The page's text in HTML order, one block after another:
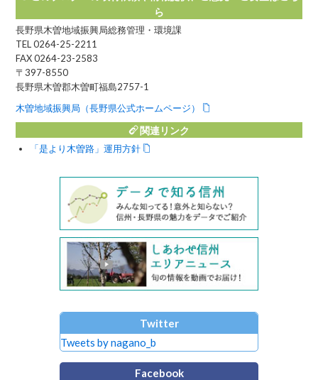
ら
長野県木曽地域振興局総務管理・環境課
TEL 0264-25-2211
FAX 0264-23-2583
〒397-8550
長野県木曽郡木曽町福島2757-1
木曽地域振興局（長野県公式ホームページ）
関連リンク
「是より木曽路」運用方針
Twitter
Tweets by nagano_b
Facebook